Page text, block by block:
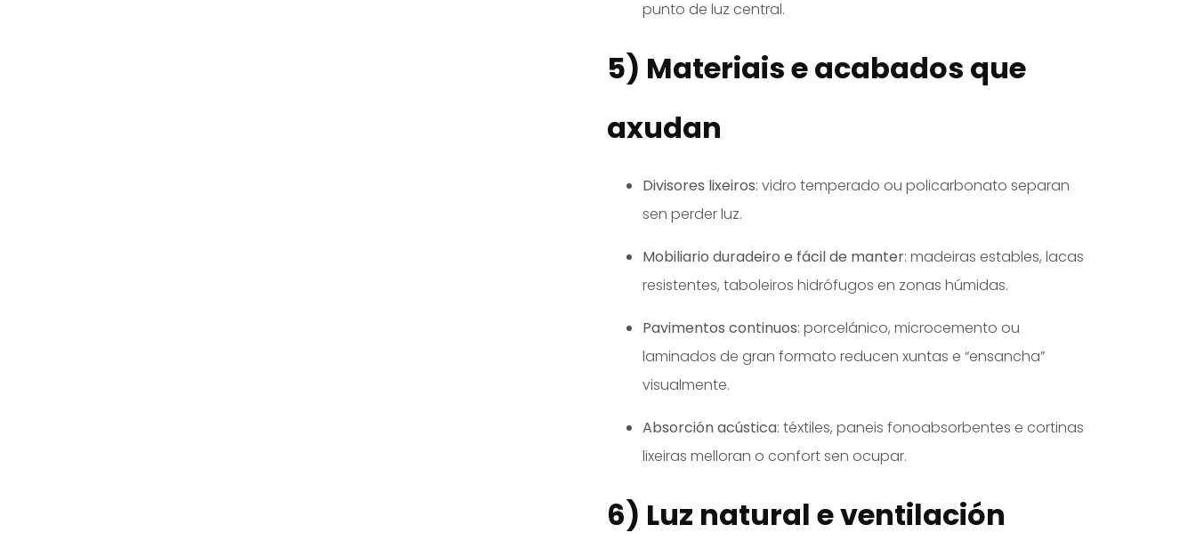
punto de luz central.
5) Materiais e acabados que
axudan
Divisores lixeiros: vidro temperado ou policarbonato separan
sen perder luz.
Mobiliario duradeiro e fácil de manter: madeiras estables, lacas
resistentes, taboleiros hidrófugos en zonas húmidas.
Pavimentos continuos: porcelánico, microcemento ou
laminados de gran formato reducen xuntas e “ensancha”
visualmente.
Absorción acústica: téxtiles, paneis fonoabsorbentes e cortinas
lixeiras melloran o confort sen ocupar.
6) Luz natural e ventilación